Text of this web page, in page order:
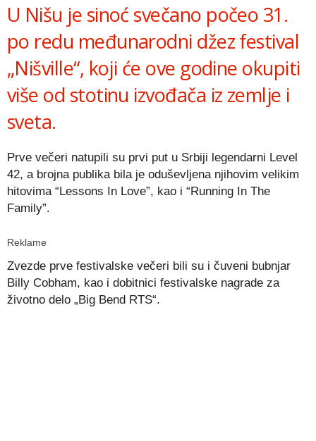
U Nišu je sinoć svečano počeo 31.
po redu međunarodni džez festival
„Nišville“, koji će ove godine okupiti
više od stotinu izvođača iz zemlje i
sveta.
Prve večeri natupili su prvi put u Srbiji legendarni Level
42, a brojna publika bila je oduševljena njihovim velikim
hitovima “Lessons In Love”, kao i “Running In The
Family”.
Reklame
Zvezde prve festivalske večeri bili su i čuveni bubnjar
Billy Cobham, kao i dobitnici festivalske nagrade za
životno delo „Big Bend RTS“.